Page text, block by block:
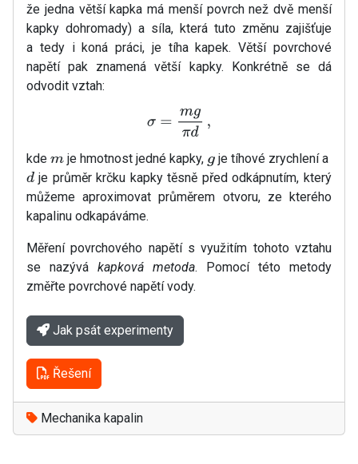
že jedna větší kapka má menší povrch než dvě menší
kapky dohromady) a síla, která tuto změnu zajišťuje
a tedy i koná práci, je tíha kapek. Větší povrchové
napětí pak znamená větší kapky. Konkrétně se dá
odvodit vztah:
σ=mgπd,
kdemje hmotnost jedné kapky, gje tíhové zrychlení a
dje průměr krčku kapky těsně před odkápnutím, který
můžeme aproximovat průměrem otvoru, ze kterého
kapalinu odkapáváme.
Měření povrchového napětí s využitím tohoto vztahu
se nazývá kapková metoda. Pomocí této metody
změřte povrchové napětí vody.
Jak psát experimenty
Řešení
Mechanika kapalin